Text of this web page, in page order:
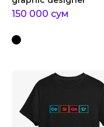
150 000 сум